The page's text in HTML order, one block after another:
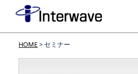
HOME> セミナー